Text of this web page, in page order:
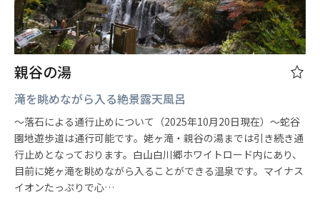
親谷の湯
滝を眺めながら入る絶景露天風呂
〜落石による通行止めについて（2025年10月20日現在）～蛇谷
園地遊歩道は通行可能です。姥ヶ滝・親谷の湯までは引き続き通
行止めとなっております。白山白川郷ホワイトロード内にあり、
目前に姥ヶ滝を眺めながら入ることができる温泉です。マイナス
イオンたっぷりで心…